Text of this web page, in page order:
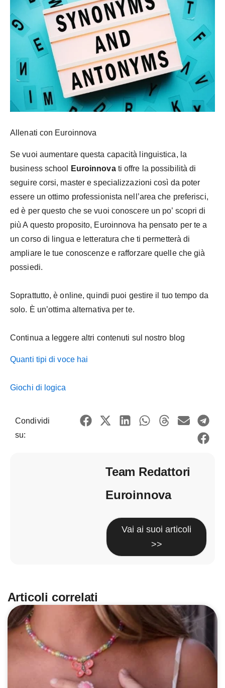
Allenati con Euroinnova
Se vuoi aumentare questa capacità linguistica, la
business school
Euroinnovati offre la possibilità di
seguire corsi, master e specializzazioni così da poter
essere un ottimo professionista nell’area che preferisci,
ed è per questo che se vuoi conoscere un po’ scopri di
più A questo proposito, Euroinnova ha pensato per te a
un corso di lingua e letteratura che ti permetterà di
ampliare le tue conoscenze e rafforzare quelle che già
possiedi.
Soprattutto, è online, quindi puoi gestire il tuo tempo da
solo. È un’ottima alternativa per te.
Continua a leggere altri contenuti sul nostro blog
Quanti tipi di voce hai
Giochi di logica
Condividi
su:
Team Redattori
Euroinnova
Vai ai suoi articoli
>>
Articoli correlati